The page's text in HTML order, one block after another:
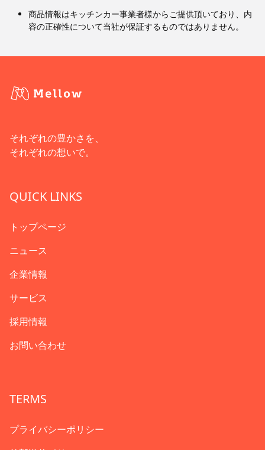
商品情報はキッチンカー事業者様からご提供頂いており、内
容の正確性について当社が保証するものではありません。
それぞれの豊かさを、
それぞれの想いで。
QUICK LINKS
トップページ
ニュース
企業情報
サービス
採用情報
お問い合わせ
TERMS
プライバシーポリシー